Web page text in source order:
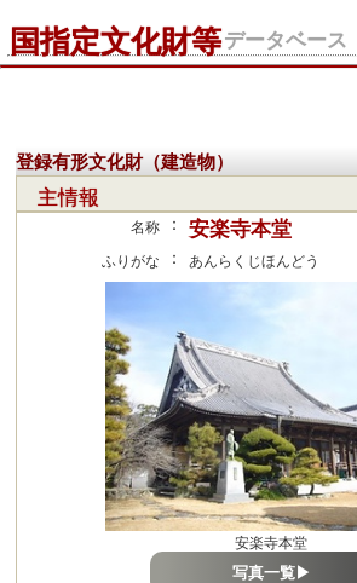
国指定文化財等データベース
登録有形文化財（建造物）
主情報
名称 ： 安楽寺本堂
ふりがな ： あんらくじほんどう
安楽寺本堂
写真一覧▶